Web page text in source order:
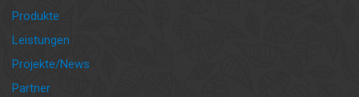
Produkte
Leistungen
Projekte/News
Partner